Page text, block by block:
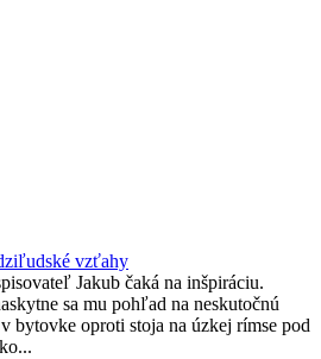
vzťahy
Jakub čaká na inšpiráciu.
sa mu pohľad na neskutočnú
bytovke oproti stoja na úzkej rímse pod